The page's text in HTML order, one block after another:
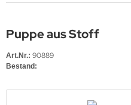
Puppe aus Stoff
Art.Nr.: 90889
Bestand: